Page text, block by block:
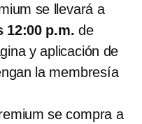
se llevará a
12:00 p.m. de
y aplicación de
la membresía
se compra a